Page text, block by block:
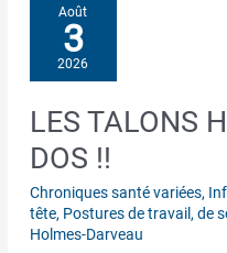
Août
3
2026
LES TALONS
DOS !!
Chroniques santé variées,
tête, Postures de travail, de
Holmes-Darveau
Les
hauts
et
votre
dos